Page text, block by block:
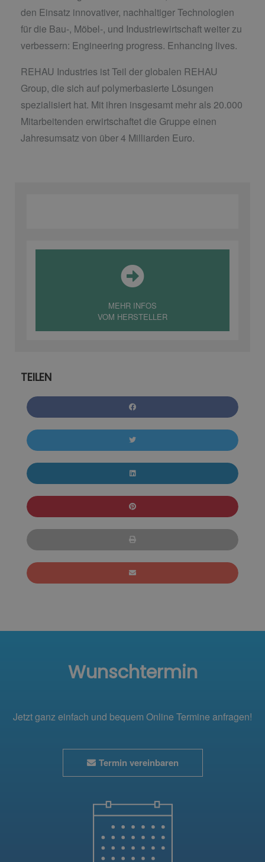
den Einsatz innovativer, nachhaltiger Technologien
für die Bau-, Möbel-, und Industriewirtschaft weiter zu
verbessern: Engineering progress. Enhancing lives.
REHAU Industries ist Teil der globalen REHAU
Group, die sich auf polymerbasierte Lösungen
spezialisiert hat. Mit ihren insgesamt mehr als 20.000
Mitarbeitenden erwirtschaftet die Gruppe einen
Jahresumsatz von über 4 Milliarden Euro.
MEHR INFOS
VOM HERSTELLER
TEILEN
Wunschtermin
Jetzt ganz einfach und bequem Online Termine anfragen!
Termin vereinbaren